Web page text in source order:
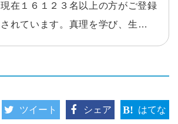
とにかく分かりやすく、占星術の知
識は不要なので、どなたでもご参加
できます。
り、自分らしい幸せを生きる。
現在１６１２３名以上の方がご登録
されています。真理を学び、生きて
める朝】こそ、智慧を得るのに最適
です。読んで取り組むワークなども
ツイート シェア はてな